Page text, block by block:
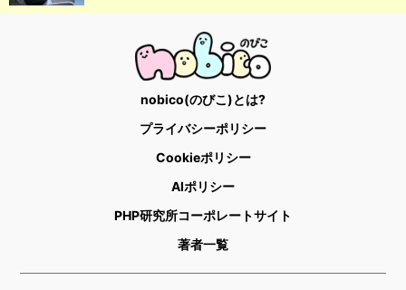
nobico(のびこ)とは?
プライバシーポリシー
Cookieポリシー
AIポリシー
PHP研究所コーポレートサイト
著者一覧